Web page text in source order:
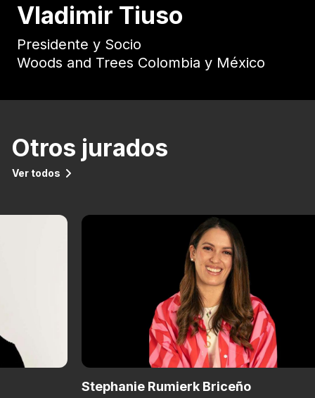
Vladimir Tiuso
Presidente y Socio
Woods and Trees Colombia y México
Otros jurados
Ver todos
Stephanie Rumierk Briceño